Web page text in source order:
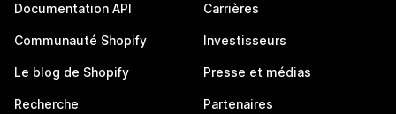
Documentation API
Communauté Shopify
Le blog de Shopify
Recherche
Carrières
Investisseurs
Presse et médias
Partenaires